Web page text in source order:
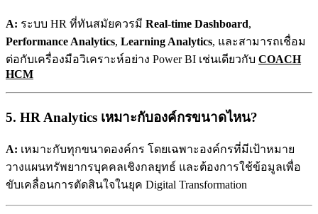
A: ระบบ HR ที่ทันสมัยควรมี Real-time Dashboard,
Performance Analytics, Learning Analytics, และสามารถเชื่อม
ต่อกับเครื่องมือวิเคราะห์อย่าง Power BI เช่นเดียวกับ COACH
HCM
5. HR Analytics เหมาะกับองค์กรขนาดไหน?
A: เหมาะกับทุกขนาดองค์กร โดยเฉพาะองค์กรที่มีเป้าหมาย
วางแผนทรัพยากรบุคคลเชิงกลยุทธ์ และต้องการใช้ข้อมูลเพื่อ
ขับเคลื่อนการตัดสินใจในยุค Digital Transformation